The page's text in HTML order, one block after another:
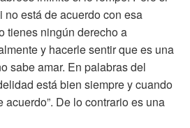
no está de acuerdo con esa
tienes ningún derecho a
y hacerle sentir que es una
sabe amar. En palabras del
está bien siempre y cuando
acuerdo”. De lo contrario es una